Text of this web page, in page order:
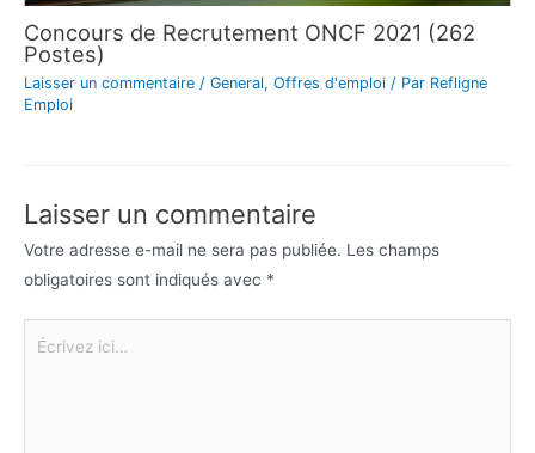
Concours de Recrutement ONCF 2021 (262
Postes)
Laisser un commentaire / General, Offres d'emploi / Par Refligne
Emploi
Laisser un commentaire
Votre adresse e-mail ne sera pas publiée. Les champs
obligatoires sont indiqués avec *